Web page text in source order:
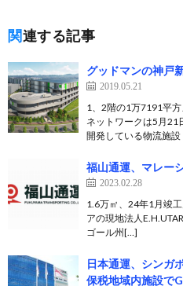
関連する記事
グッドマンの神戸
2019.05.21
1、2階の1万7191平
ネットワークは5月21
開発している物流施
福山通運、マレー
2023.02.28
1.6万㎡、24年1月竣
アの現地法人
ゴール州[…]
日本通運、シンガ
保税地域内施設で